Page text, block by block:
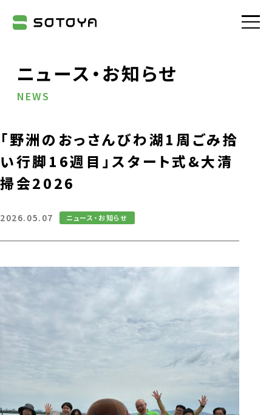
株式会社SOTOYA
ニュース・お知らせ
NEWS
「野洲のおっさんびわ湖1周ごみ拾
い行脚16週目」スタート式&大清
掃会2026
2026.05.07 ニュース・お知らせ